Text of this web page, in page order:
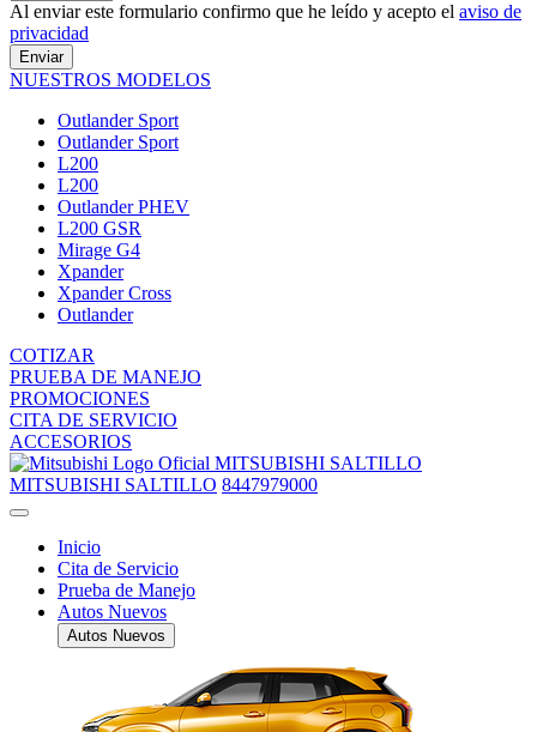
Al enviar este formulario confirmo que he leído y acepto el aviso de
privacidad
Enviar
NUESTROS MODELOS
Outlander Sport
Outlander Sport
L200
L200
Outlander PHEV
L200 GSR
Mirage G4
Xpander
Xpander Cross
Outlander
COTIZAR
PRUEBA DE MANEJO
PROMOCIONES
CITA DE SERVICIO
ACCESORIOS
MITSUBISHI SALTILLO
MITSUBISHI SALTILLO 8447979000
Inicio
Cita de Servicio
Prueba de Manejo
Autos Nuevos
Autos Nuevos